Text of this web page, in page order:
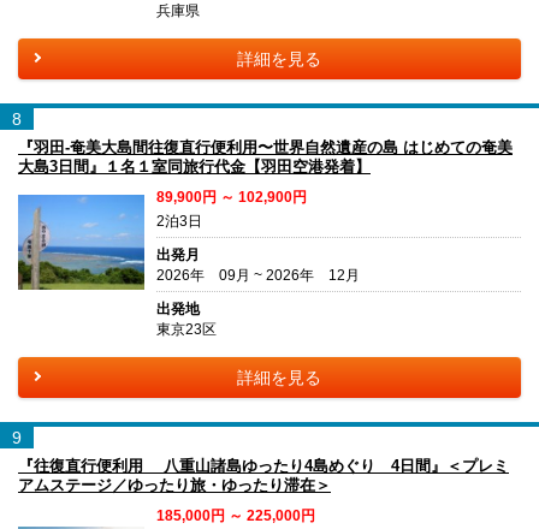
兵庫県
詳細を見る
8
『羽田-奄美大島間往復直行便利用〜世界自然遺産の島 はじめての奄美
大島3日間』１名１室同旅行代金【羽田空港発着】
89,900円 ～ 102,900円
2泊3日
出発月
2026年 09月 ~ 2026年 12月
出発地
東京23区
詳細を見る
9
『往復直行便利用 八重山諸島ゆったり4島めぐり 4日間』＜プレミ
アムステージ／ゆったり旅・ゆったり滞在＞
185,000円 ～ 225,000円